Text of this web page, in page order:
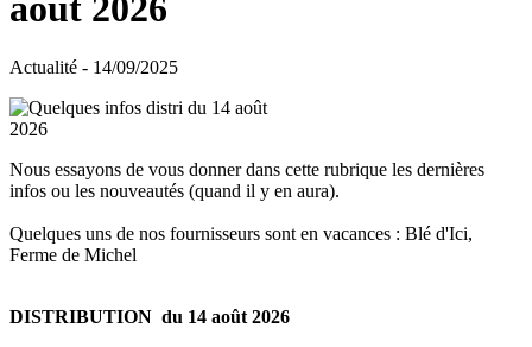
août 2026
Actualité - 14/09/2025
Nous essayons de vous donner dans cette rubrique les dernières
infos ou les nouveautés (quand il y en aura).
Quelques uns de nos fournisseurs sont en vacances : Blé d'Ici,
Ferme de Michel
DISTRIBUTION du 14 août 2026